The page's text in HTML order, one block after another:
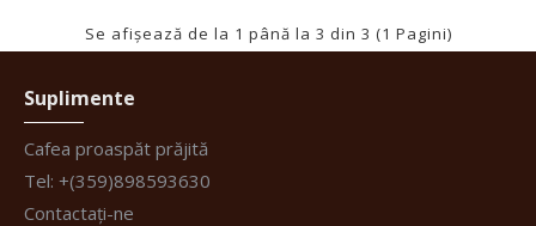
Se afişează de la 1 până la 3 din 3 (1 Pagini)
Suplimente
Cafea proaspăt prăjită
Tel: +(359)898593630
Contactați-ne